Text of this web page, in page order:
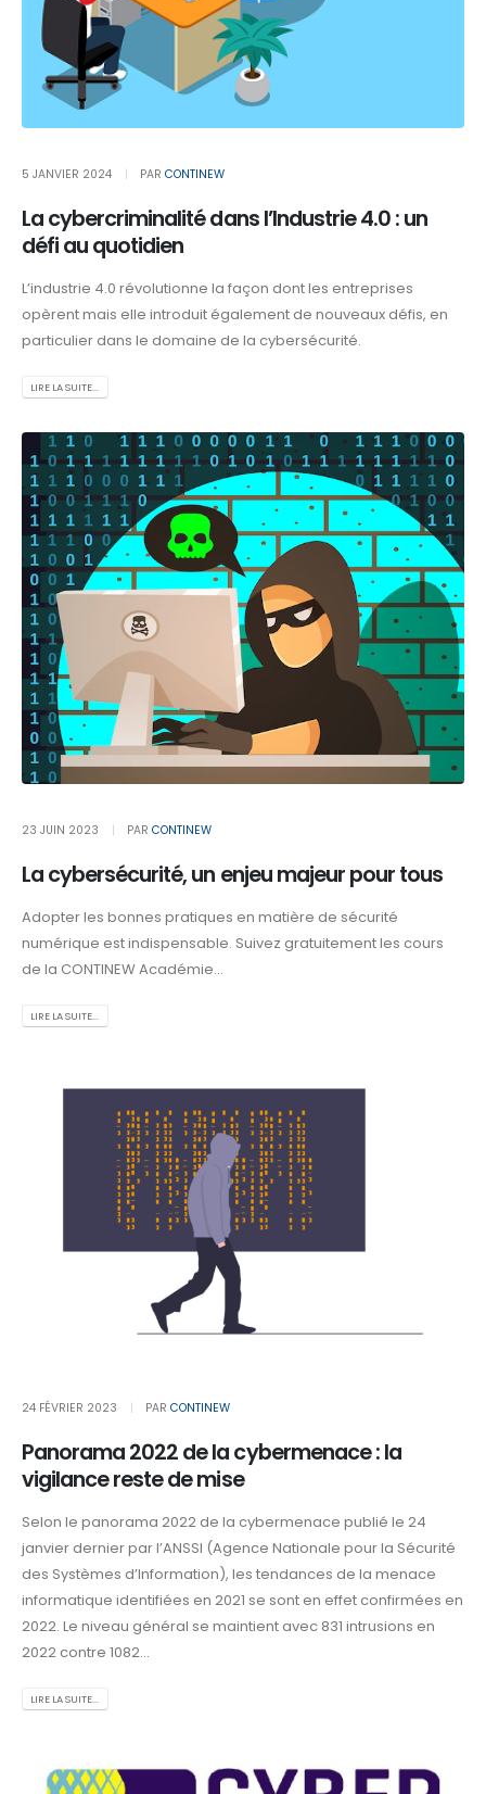
5 JANVIER 2024 PAR CONTINEW
La cybercriminalité dans l’Industrie 4.0 : un
défi au quotidien
L’industrie 4.0 révolutionne la façon dont les entreprises
opèrent mais elle introduit également de nouveaux défis, en
particulier dans le domaine de la cybersécurité.
LIRE LA SUITE...
23 JUIN 2023 PAR CONTINEW
La cybersécurité, un enjeu majeur pour tous
Adopter les bonnes pratiques en matière de sécurité
numérique est indispensable. Suivez gratuitement les cours
de la CONTINEW Académie...
LIRE LA SUITE...
24 FÉVRIER 2023 PAR CONTINEW
Panorama 2022 de la cybermenace : la
vigilance reste de mise
Selon le panorama 2022 de la cybermenace publié le 24
janvier dernier par l’ANSSI (Agence Nationale pour la Sécurité
des Systèmes d’Information), les tendances de la menace
informatique identifiées en 2021 se sont en effet confirmées en
2022. Le niveau général se maintient avec 831 intrusions en
2022 contre 1082...
LIRE LA SUITE...